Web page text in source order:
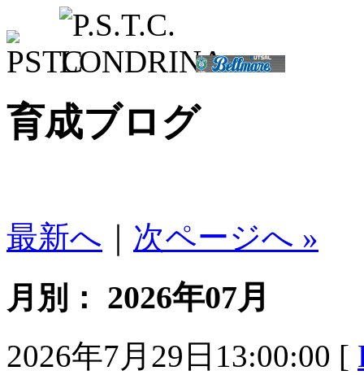
育成ブログ
最新へ 次ページへ »
月別： 2026年07月
2026年7月29日13:00:00 [